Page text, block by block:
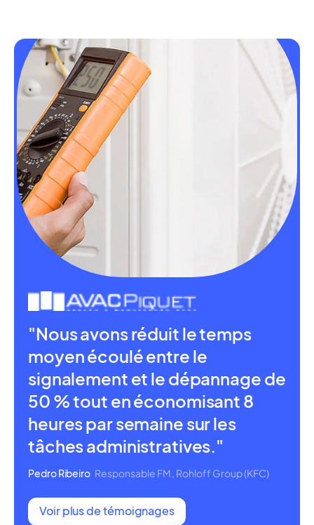
"Nous avons réduit le temps
moyen écoulé entre le
signalement et le dépannage de
50 % tout en économisant 8
heures par semaine sur les
tâches administratives."
Pedro Ribeiro Responsable FM, Rohloff Group (KFC)
Voir plus de témoignages